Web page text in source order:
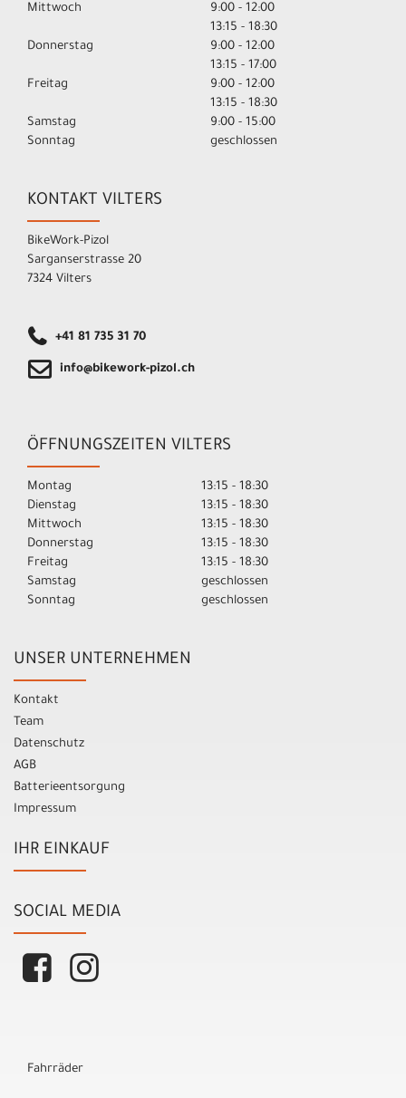
Mittwoch
9:00 - 12:00
13:15 - 18:30
Donnerstag
9:00 - 12:00
13:15 - 17:00
Freitag
9:00 - 12:00
13:15 - 18:30
Samstag
9:00 - 15:00
Sonntag
geschlossen
KONTAKT VILTERS
BikeWork-Pizol
Sarganserstrasse 20
7324 Vilters
+41 81 735 31 70
info@bikework-pizol.ch
ÖFFNUNGSZEITEN VILTERS
Montag
13:15 - 18:30
Dienstag
13:15 - 18:30
Mittwoch
13:15 - 18:30
Donnerstag
13:15 - 18:30
Freitag
13:15 - 18:30
Samstag
geschlossen
Sonntag
geschlossen
UNSER UNTERNEHMEN
Kontakt
Team
Datenschutz
AGB
Batterieentsorgung
Impressum
IHR EINKAUF
SOCIAL MEDIA
Fahrräder